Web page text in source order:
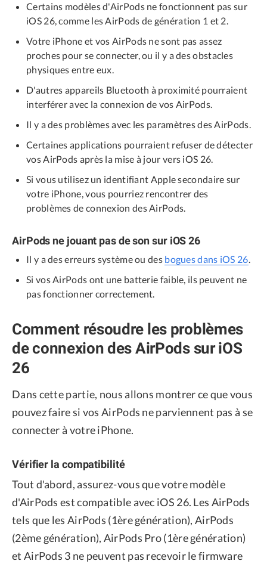
Certains modèles d'AirPods ne fonctionnent pas sur
iOS 26, comme les AirPods de génération 1 et 2.
Votre iPhone et vos AirPods ne sont pas assez
proches pour se connecter, ou il y a des obstacles
physiques entre eux.
D'autres appareils Bluetooth à proximité pourraient
interférer avec la connexion de vos AirPods.
Il y a des problèmes avec les paramètres des AirPods.
Certaines applications pourraient refuser de détecter
vos AirPods après la mise à jour vers iOS 26.
Si vous utilisez un identifiant Apple secondaire sur
votre iPhone, vous pourriez rencontrer des
problèmes de connexion des AirPods.
AirPods ne jouant pas de son sur iOS 26
Il y a des erreurs système ou des bogues dans iOS 26.
Si vos AirPods ont une batterie faible, ils peuvent ne
pas fonctionner correctement.
Comment résoudre les problèmes
de connexion des AirPods sur iOS
26
Dans cette partie, nous allons montrer ce que vous
pouvez faire si vos AirPods ne parviennent pas à se
connecter à votre iPhone.
Vérifier la compatibilité
Tout d'abord, assurez-vous que votre modèle
d'AirPods est compatible avec iOS 26. Les AirPods
tels que les AirPods (1ère génération), AirPods
(2ème génération), AirPods Pro (1ère génération)
et AirPods 3 ne peuvent pas recevoir le firmware